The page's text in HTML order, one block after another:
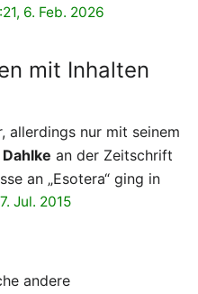
6. Feb. 2026
mit Inhalten
allerdings nur mit seinem
Dahlke an der Zeitschrift
an „Esotera“ ging in
Jul. 2015
andere